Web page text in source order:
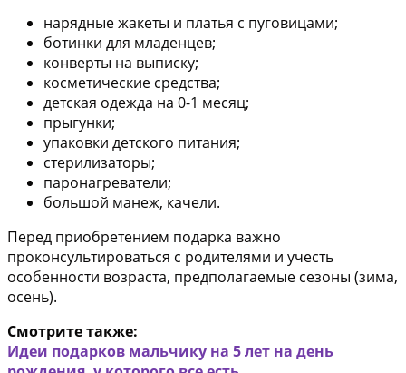
нарядные жакеты и платья с пуговицами;
ботинки для младенцев;
конверты на выписку;
косметические средства;
детская одежда на 0-1 месяц;
прыгунки;
упаковки детского питания;
стерилизаторы;
паронагреватели;
большой манеж, качели.
Перед приобретением подарка важно
проконсультироваться с родителями и учесть
особенности возраста, предполагаемые сезоны (зима,
осень).
Смотрите также:
Идеи подарков мальчику на 5 лет на день